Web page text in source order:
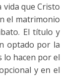
vida que Cristo
el matrimonio
El título y
optado por la
lo hacen por el
y en el